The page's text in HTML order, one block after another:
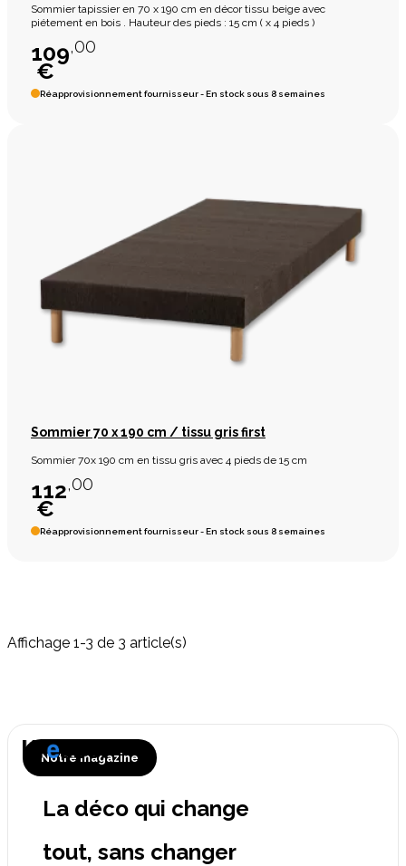
Sommier tapissier en 70 x 190 cm en décor tissu beige avec
piétement en bois . Hauteur des pieds : 15 cm ( x 4 pieds )
109,00
€
Réapprovisionnement fournisseur - En stock sous 8 semaines
Sommier 70 x 190 cm / tissu gris first
Sommier 70x 190 cm en tissu gris avec 4 pieds de 15 cm
112,00
€
Réapprovisionnement fournisseur - En stock sous 8 semaines
Affichage 1-3 de 3 article(s)
Notre magazine
La déco qui change
tout, sans changer